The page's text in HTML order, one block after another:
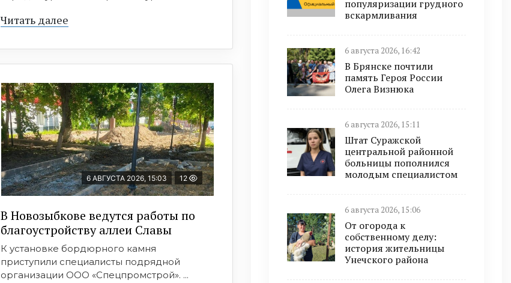
Читать далее
6 АВГУСТА 2026, 15:03 12
В Новозыбкове ведутся работы по
благоустройству аллеи Славы
К установке бордюрного камня
приступили специалисты подрядной
организации ООО «Спецпромстрой». ...
популяризации грудного
вскармливания
6 августа 2026, 16:42
В Брянске почтили
память Героя России
Олега Визнюка
6 августа 2026, 15:11
Штат Суражской
центральной районной
больницы пополнился
молодым специалистом
6 августа 2026, 15:06
От огорода к
собственному делу:
история жительницы
Унечского района